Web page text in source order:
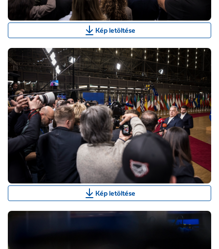
Kép letöltése
Kép letöltése